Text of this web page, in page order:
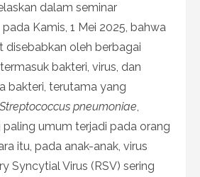
dalam seminar
Kamis, 1 Mei 2025, bahwa
disebabkan oleh berbagai
bakteri, virus, dan
bakteri, terutama yang
Streptococcus pneumoniae,
paling umum terjadi pada orang
itu, pada anak-anak, virus
Syncytial Virus (RSV) sering